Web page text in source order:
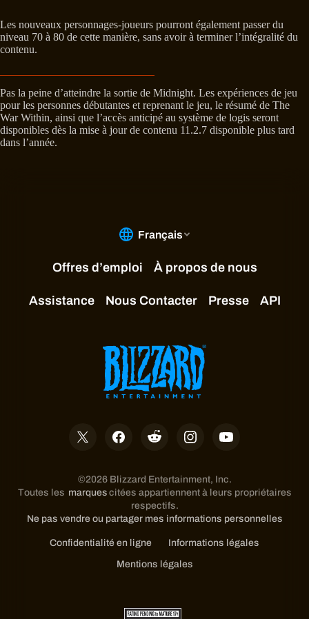
Les nouveaux personnages-joueurs pourront également passer du
niveau 70 à 80 de cette manière, sans avoir à terminer l’intégralité du
contenu.
Pas la peine d’atteindre la sortie de Midnight. Les expériences de jeu
pour les personnes débutantes et reprenant le jeu, le résumé de The
War Within, ainsi que l’accès anticipé au système de logis seront
disponibles dès la mise à jour de contenu 11.2.7 disponible plus tard
dans l’année.